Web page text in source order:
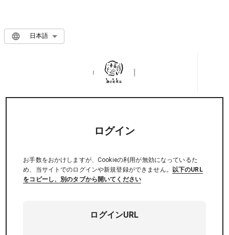
日本語
ログイン
お手数をおかけしますが、Cookieの利用が無効になっているた
め、当サイトでのログインや新規登録ができません。 以下のURL
をコピーし、別のタブから開いてください
ログインURL